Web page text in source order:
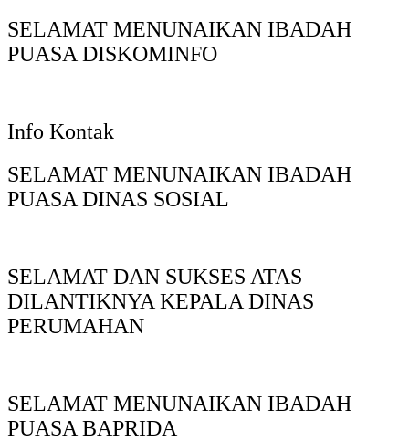
SELAMAT MENUNAIKAN IBADAH
PUASA DISKOMINFO
Info Kontak
SELAMAT MENUNAIKAN IBADAH
PUASA DINAS SOSIAL
SELAMAT DAN SUKSES ATAS
DILANTIKNYA KEPALA DINAS
PERUMAHAN
SELAMAT MENUNAIKAN IBADAH
PUASA BAPRIDA